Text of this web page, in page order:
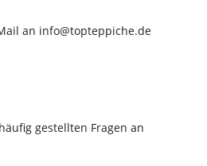
an info@topteppiche.de
gestellten Fragen an